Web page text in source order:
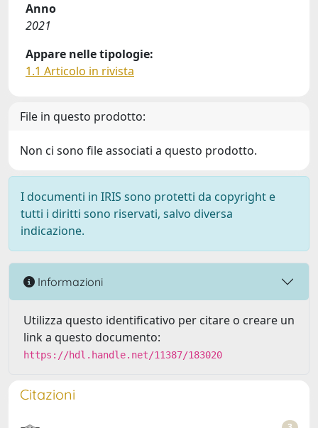
Anno
2021
Appare nelle tipologie:
1.1 Articolo in rivista
File in questo prodotto:
Non ci sono file associati a questo prodotto.
I documenti in IRIS sono protetti da copyright e
tutti i diritti sono riservati, salvo diversa
indicazione.
Informazioni
Utilizza questo identificativo per citare o creare un
link a questo documento:
https://hdl.handle.net/11387/183020
Citazioni